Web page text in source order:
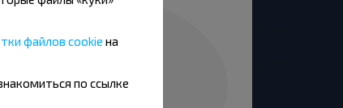
файлов cookie на
по ссылке